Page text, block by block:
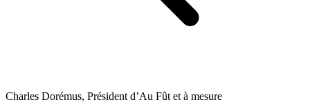
Charles Dorémus, Président d’Au Fût et à mesure